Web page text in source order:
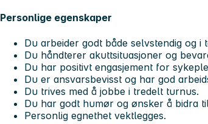
Personlige egenskaper
Du arbeider godt både selvstendig og i
Du håndterer akuttsituasjoner og
Du har positivt engasjement for
Du er ansvarsbevisst og har god
Du trives med å jobbe i tredelt turnus.
Du har godt humør og ønsker å bidra
Personlig egnethet vektlegges.